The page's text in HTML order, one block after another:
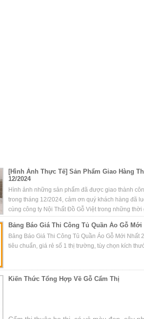
[Hình Ảnh Thực Tế] Sản Phẩm Giao Hàng
12/2024
Hình ảnh những sản phẩm đã được giao thành
trong tháng 12/2024, cảm ơn quý khách hàng đã
cùng công ty Nội Thất Đồ Gỗ Việt trong những thời
Bảng Báo Giá Thi Công Tủ Quần Áo Gỗ Mới
Bảng Báo Giá Thi Công Tủ Quần Áo Gỗ Mới Nhất
tiêu chuẩn, giá rẻ số 1 thị trường, tùy chọn kích
Kiến Thức Tổng Hợp Về Gỗ Cẩm Thị